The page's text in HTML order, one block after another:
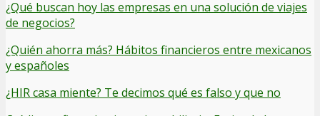
¿Qué buscan hoy las empresas en una solución de viajes
de negocios?
¿Quién ahorra más? Hábitos financieros entre mexicanos
y españoles
¿HIR casa miente? Te decimos qué es falso y que no